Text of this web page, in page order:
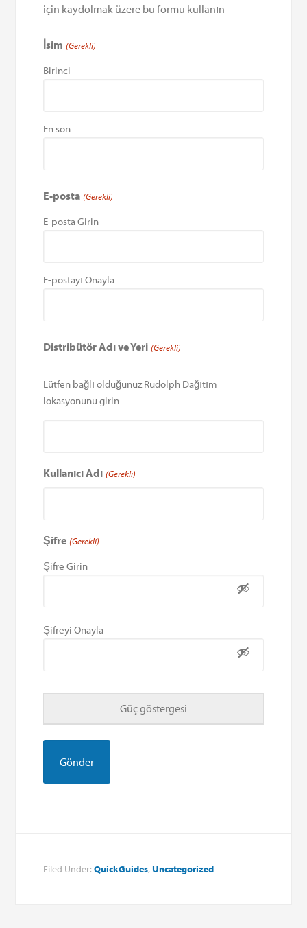
için kaydolmak üzere bu formu kullanın
İsim (Gerekli)
Birinci
En son
E-posta (Gerekli)
E-posta Girin
E-postayı Onayla
Distribütör Adı ve Yeri (Gerekli)
Lütfen bağlı olduğunuz Rudolph Dağıtım
lokasyonunu girin
Kullanıcı Adı (Gerekli)
Şifre (Gerekli)
Şifre Girin
Şifreyi Onayla
Güç göstergesi
Filed Under:QuickGuides, Uncategorized